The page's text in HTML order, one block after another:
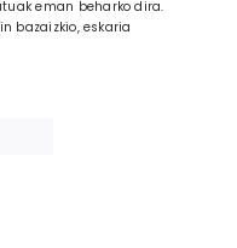
eman beharko dira.
bazaizkio, eskaria